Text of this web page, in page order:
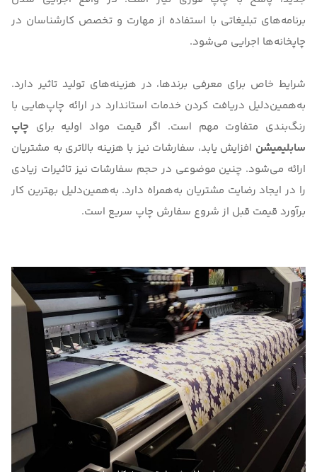
برنامه‌های تبلیغاتی با استفاده از مهارت و تخصص کارشناسان در
چاپخانه‌‌ها اجرایی می‌شود.
شرایط خاص برای معرفی برندها، در هزینه‌های تولید تاثیر دارد.
به‌همین‌دلیل دریافت کردن خدمات استاندارد در ارائه چاپ‌هایی با
رنگ‌بندی متفاوت مهم است. اگر قیمت مواد اولیه برای چاپ
سابلیمیشن افزایش یابد، سفارشات نیز با هزینه بالاتری به مشتریان
ارائه می‌شود. چنین موضوعی در حجم سفارشات نیز تاثیرات زیادی
را در ایجاد رضایت مشتریان به‌همراه دارد. به‌همین‌دلیل بهترین کار
برآورد قیمت قبل از شروع سفارش چاپ سریع است.